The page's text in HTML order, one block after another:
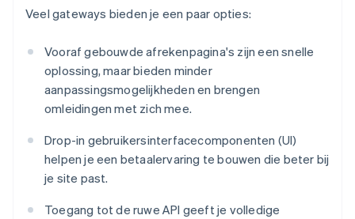
Veel gateways bieden je een paar opties:
Vooraf gebouwde afrekenpagina's zijn een snelle
oplossing, maar bieden minder
aanpassingsmogelijkheden en brengen
omleidingen met zich mee.
Drop-in gebruikersinterfacecomponenten (UI)
helpen je een betaalervaring te bouwen die beter bij
je site past.
Toegang tot de ruwe API geeft je volledige